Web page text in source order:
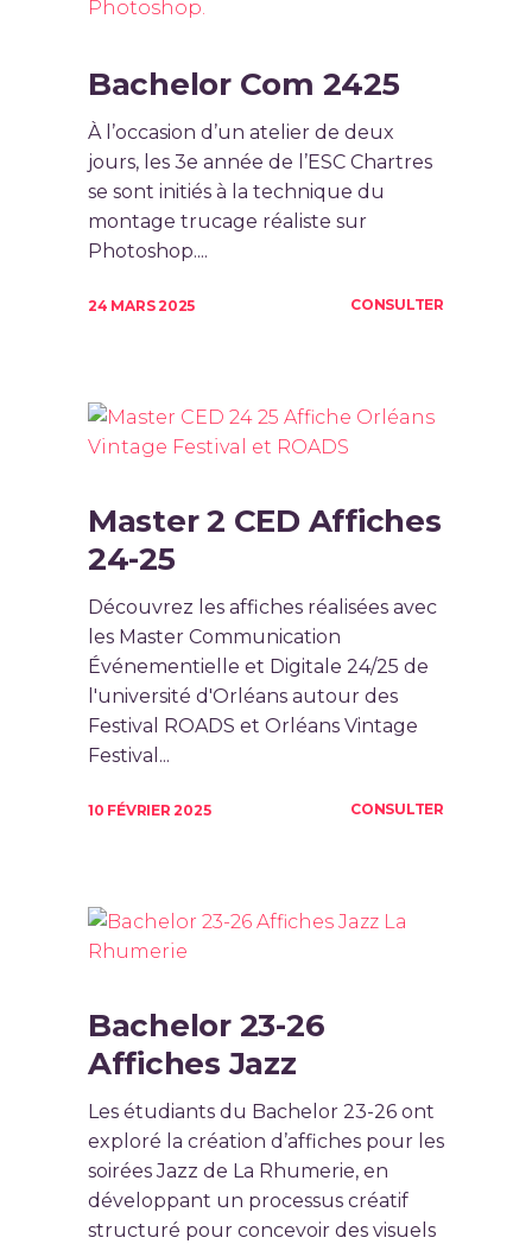
Bachelor Com 2425
À l’occasion d’un atelier de deux
jours, les 3e année de l’ESC Chartres
se sont initiés à la technique du
montage trucage réaliste sur
Photoshop....
24 MARS 2025 CONSULTER
Master 2 CED Affiches
24-25
Découvrez les affiches réalisées avec
les Master Communication
Événementielle et Digitale 24/25 de
l'université d'Orléans autour des
Festival ROADS et Orléans Vintage
Festival...
10 FÉVRIER 2025 CONSULTER
Bachelor 23-26
Affiches Jazz
Les étudiants du Bachelor 23-26 ont
exploré la création d’affiches pour les
soirées Jazz de La Rhumerie, en
développant un processus créatif
structuré pour concevoir des visuels